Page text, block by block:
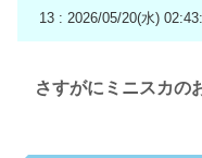
13 : 2026/05/20(水)
さすがにミニスカの